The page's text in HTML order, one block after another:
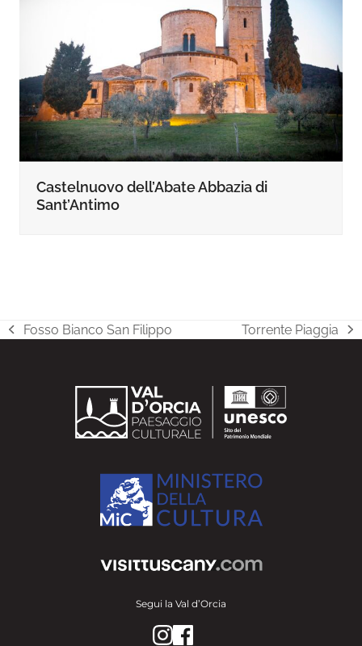
Castelnuovo dell’Abate Abbazia di
Sant’Antimo
post
Fosso Bianco San Filippo
articolo
Torrente Piaggia
Segui la Val d’Orcia